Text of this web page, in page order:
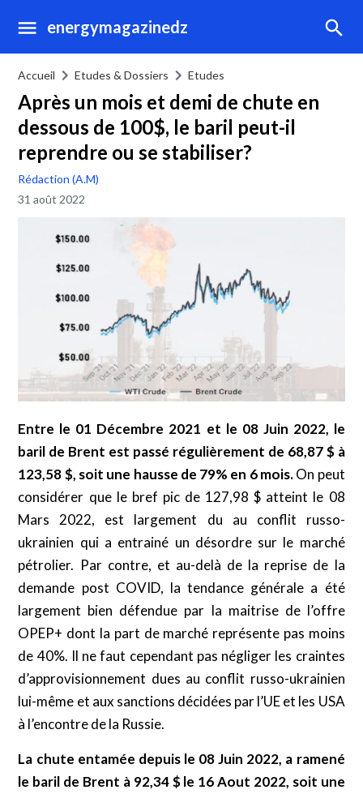
energymagazinedz
Accueil Etudes & Dossiers Etudes
Après un mois et demi de chute en
dessous de 100$, le baril peut-il
reprendre ou se stabiliser?
Rédaction (A.M)
31 août 2022
Entre le 01 Décembre 2021 et le 08 Juin 2022, le
baril de Brent est passé régulièrement de 68,87 $ à
123,58 $, soit une hausse de 79% en 6 mois.On peut
considérer que le bref pic de 127,98 $ atteint le 08
Mars 2022, est largement du au conflit russo-
ukrainien qui a entrainé un désordre sur le marché
pétrolier. Par contre, et au-delà de la reprise de la
demande post COVID, la tendance générale a été
largement bien défendue par la maitrise de l’offre
OPEP+ dont la part de marché représente pas moins
de 40%. Il ne faut cependant pas négliger les craintes
d’approvisionnement dues au conflit russo-ukrainien
lui-même et aux sanctions décidées par l’UE et les USA
à l’encontre de la Russie.
La chute entamée depuis le 08 Juin 2022, a ramené
le baril de Brent à 92,34 $ le 16 Aout 2022, soit une